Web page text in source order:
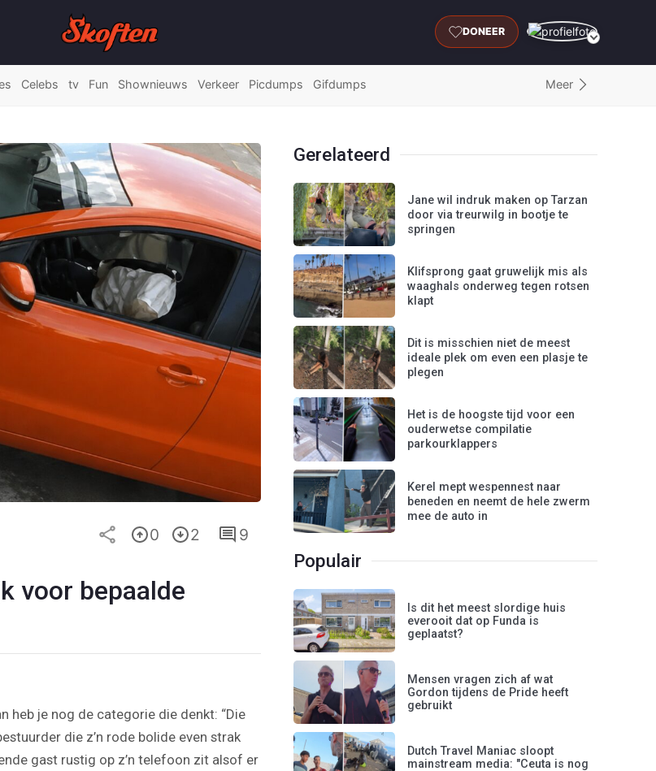
DONEER
Celebs tv Fun Shownieuws Verkeer Picdumps Gifdumps Meer
0 2 9
voor bepaalde
heb je nog de categorie die denkt: “Die
die z’n rode bolide even strak
gast rustig op z’n telefoon zit alsof er
Gerelateerd
Jane wil indruk maken op Tarzan
door via treurwilg in bootje te
springen
Klifsprong gaat gruwelijk mis als
waaghals onderweg tegen rotsen
klapt
Dit is misschien niet de meest
ideale plek om even een plasje te
plegen
Het is de hoogste tijd voor een
ouderwetse compilatie
parkourklappers
Kerel mept wespennest naar
beneden en neemt de hele zwerm
mee de auto in
Populair
Is dit het meest slordige huis
everooit dat op Funda is
geplaatst?
Mensen vragen zich af wat
Gordon tijdens de Pride heeft
gebruikt
Dutch Travel Maniac sloopt
mainstream media: "Ceuta is nog